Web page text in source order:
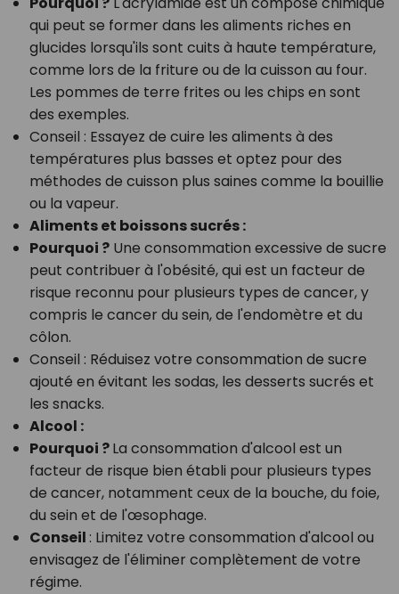
qui peut se former dans les aliments riches en
glucides lorsqu'ils sont cuits à haute température,
comme lors de la friture ou de la cuisson au four.
Les pommes de terre frites ou les chips en sont
des exemples.
Conseil : Essayez de cuire les aliments à des
températures plus basses et optez pour des
méthodes de cuisson plus saines comme la bouillie
ou la vapeur.
Aliments et boissons sucrés :
Pourquoi ?Une consommation excessive de sucre
peut contribuer à l'obésité, qui est un facteur de
risque reconnu pour plusieurs types de cancer, y
compris le cancer du sein, de l'endomètre et du
côlon.
Conseil : Réduisez votre consommation de sucre
ajouté en évitant les sodas, les desserts sucrés et
les snacks.
Alcool :
Pourquoi ?La consommation d'alcool est un
facteur de risque bien établi pour plusieurs types
de cancer, notamment ceux de la bouche, du foie,
du sein et de l'œsophage.
Conseil : Limitez votre consommation d'alcool ou
envisagez de l'éliminer complètement de votre
régime.